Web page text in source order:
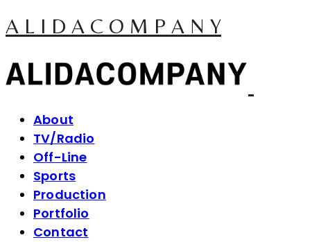
A L I D A C O M P A N Y
About
TV/Radio
Off-Line
Sports
Production
Portfolio
Contact